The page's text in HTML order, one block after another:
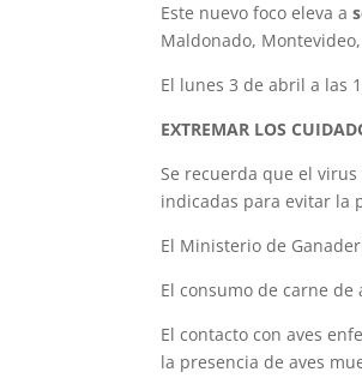
Este nuevo foco eleva a
Maldonado,
El lunes 3 de abril a las
EXTREMAR LOS
Se recuerda que el
indicadas para evitar la
El Ministerio de
El consumo de carne
El contacto con aves
la presencia de aves